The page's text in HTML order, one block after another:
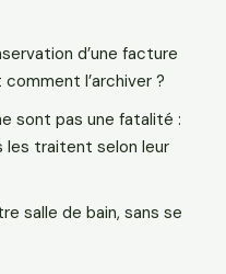
d’une facture
l’archiver ?
sont pas une fatalité :
les traitent selon leur
salle de bain, sans se